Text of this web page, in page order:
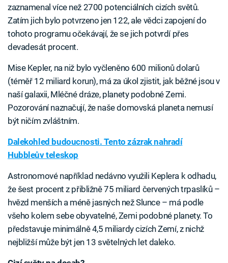
zaznamenal více než 2700 potenciálních cizích světů.
Zatím jich bylo potvrzeno jen 122, ale vědci zapojení do
tohoto programu očekávají, že se jich potvrdí přes
devadesát procent.
Mise Kepler, na niž bylo vyčleněno 600 milionů dolarů
(téměř 12 miliard korun), má za úkol zjistit, jak běžné jsou v
naší galaxii, Mléčné dráze, planety podobné Zemi.
Pozorování naznačují, že naše domovská planeta nemusí
být ničím zvláštním.
Dalekohled budoucnosti. Tento zázrak nahradí
Hubbleův teleskop
Astronomové například nedávno využili Keplera k odhadu,
že šest procent z přibližně 75 miliard červených trpaslíků –
hvězd menších a méně jasných než Slunce – má podle
všeho kolem sebe obyvatelné, Zemi podobné planety. To
představuje minimálně 4,5 miliardy cizích Zemí, z nichž
nejbližší může být jen 13 světelných let daleko.